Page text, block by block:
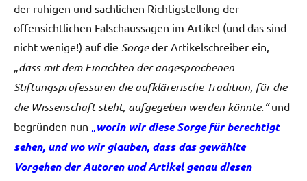
der ruhigen und sachlichen Richtigstellung der
offensichtlichen Falschaussagen im Artikel (und das sind
nicht wenige!) auf die Sorgeder Artikelschreiber ein,
dass mit dem Einrichten der angesprochenen
Stiftungsprofessuren die aufklärerische Tradition, für die
die Wissenschaft steht, aufgegeben werden könnte.“und
begründen nun
worin wir diese Sorge für berechtigt
sehen, und wo wir glauben, dass das gewählte
Vorgehen der Autoren und Artikel genau diesen